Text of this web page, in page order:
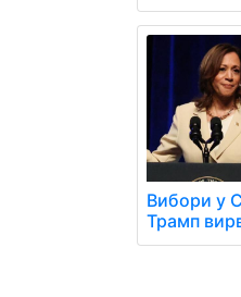
Вибори у
Трамп